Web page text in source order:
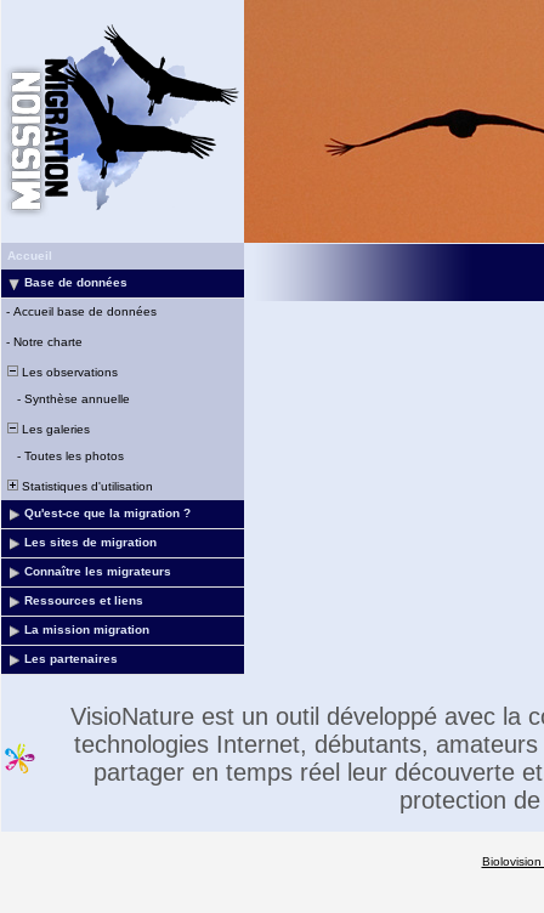
Accueil
Base de données
- Accueil base de données
- Notre charte
Les observations
- Synthèse annuelle
Les galeries
- Toutes les photos
Statistiques d'utilisation
Qu'est-ce que la migration ?
Les sites de migration
Connaître les migrateurs
Ressources et liens
La mission migration
Les partenaires
VisioNature est un outil développé avec la
technologies Internet, débutants,
partager en temps réel leur découverte
protection
Biolovision